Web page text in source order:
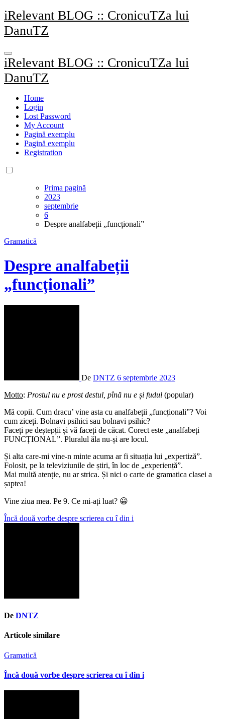
Sari
la
conținut
iRelevant BLOG :: CronicuTZa lui
DanuTZ
iRelevant BLOG :: CronicuTZa lui
DanuTZ
Home
Login
Lost Password
My Account
Pagină exemplu
Pagină exemplu
Registration
Prima pagină
2023
septembrie
6
Despre analfabeții „funcționali”
Gramatică
Despre analfabeții
„funcționali”
De DNTZ 6 septembrie 2023
Motto: Prostul nu e prost destul, pînă nu e și fudul (popular)
Mă copii. Cum dracu’ vine asta cu analfabeții „funcționali”? Voi
cum ziceți. Bolnavi psihici sau bolnavi psihic?
Faceți pe deștepții și vă faceți de căcat. Corect este „analfabeți
FUNCȚIONAL”. Pluralul ăla nu-și are locul.
Și alta care-mi vine-n minte acuma ar fi situația lui „expertiză”.
Folosit, pe la televiziunile de știri, în loc de „experiență”.
Mai multă atenție, nu ar strica. Și nici o carte de gramatica clasei a
șaptea!
Vine ziua mea. Pe 9. Ce mi-ați luat? 😀
Navigare
Încă două vorbe despre scrierea cu î din i
De DNTZ
Articole similare
Gramatică
Încă două vorbe despre scrierea cu î din i